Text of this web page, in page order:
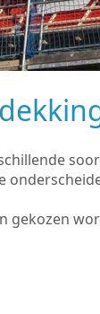
gekozen